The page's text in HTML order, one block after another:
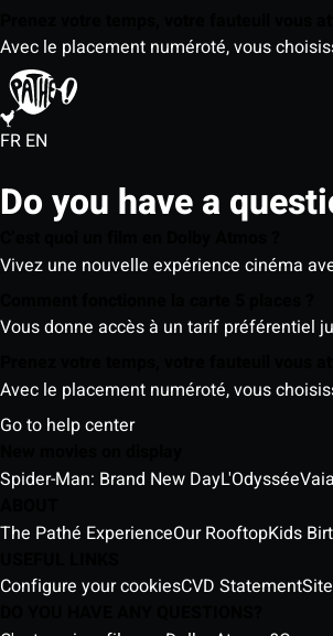
Avec le placement numéroté, vous
FR EN
Do you have a
Vivez une nouvelle expérience cinéma
Vous donne accès à un tarif préférentiel
Avec le placement numéroté, vous
Go to help center
Spider-Man: Brand New DayL'Odyssée
The Pathé ExperienceOur RooftopKids
Configure your cookiesCVD Statement